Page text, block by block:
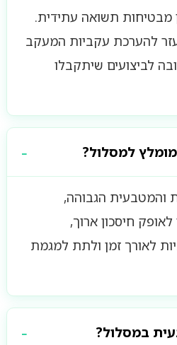
מבטיחות תשואה עתידית.
להערכת עקביות המעקב
לביצועים שיתקבלו
למסלול?
והמטבעית הגבוהה,
חיסכון ארוך,
לאורך זמן ולתת למגמת
במסלול?